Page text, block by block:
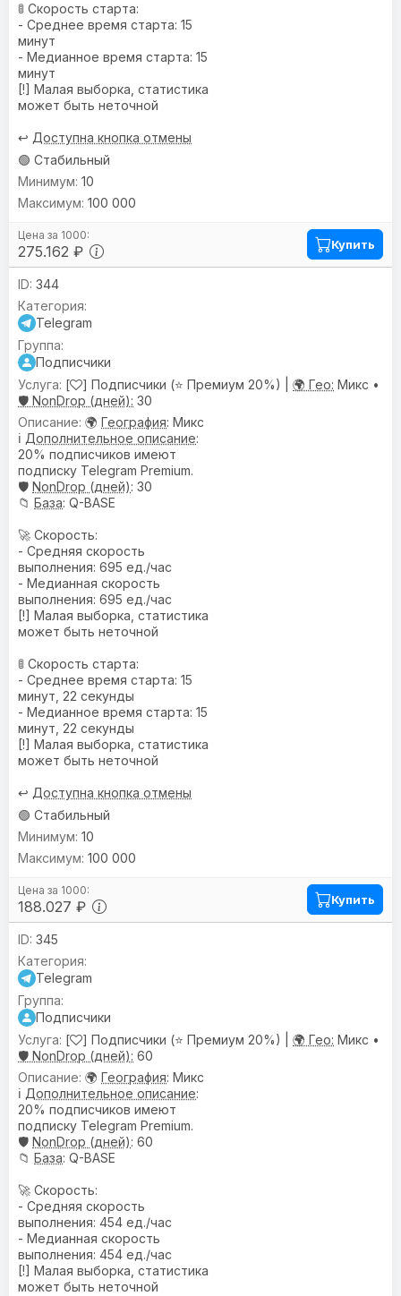
🚦 Скорость старта:
- Среднее время старта: 15
минут
- Медианное время старта: 15
минут
[!] Малая выборка, статистика
может быть неточной
↩️ Доступна кнопка отмены
🟢 Стабильный
275.162 ₽
10
100 000
Купить
344
Telegram
Подписчики
[
] Подписчики (⭐ Премиум 20%) | 🌍 Гео: Микс •
🛡️ NonDrop (дней): 30
🌍 География: Микс
ℹ️ Дополнительное описание:
20% подписчиков имеют
подписку Telegram Premium.
🛡️ NonDrop (дней): 30
📁 База: Q-BASE
🚀 Скорость:
- Средняя скорость
выполнения: 695 ед./час
- Медианная скорость
выполнения: 695 ед./час
[!] Малая выборка, статистика
может быть неточной
🚦 Скорость старта:
- Среднее время старта: 15
минут, 22 секунды
- Медианное время старта: 15
минут, 22 секунды
[!] Малая выборка, статистика
может быть неточной
↩️ Доступна кнопка отмены
🟢 Стабильный
188.027 ₽
10
100 000
Купить
345
Telegram
Подписчики
[
] Подписчики (⭐ Премиум 20%) | 🌍 Гео: Микс •
🛡️ NonDrop (дней): 60
🌍 География: Микс
ℹ️ Дополнительное описание:
20% подписчиков имеют
подписку Telegram Premium.
🛡️ NonDrop (дней): 60
📁 База: Q-BASE
🚀 Скорость:
- Средняя скорость
выполнения: 454 ед./час
- Медианная скорость
выполнения: 454 ед./час
[!] Малая выборка, статистика
может быть неточной